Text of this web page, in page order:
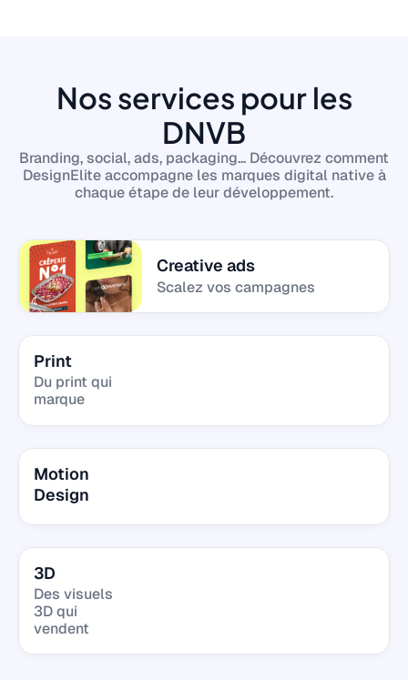
Nos services pour les
DNVB
Branding, social, ads, packaging... Découvrez comment
DesignElite accompagne les marques digital native à
chaque étape de leur développement.
Creative ads
Scalez vos campagnes
Print
Du print qui
marque
Motion
Design
3D
Des visuels
3D qui
vendent